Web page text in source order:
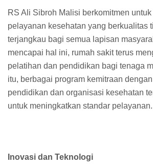
RS Ali Sibroh Malisi berkomitmen
pelayanan kesehatan yang berkualitas
terjangkau bagi semua lapisan
mencapai hal ini, rumah sakit terus
pelatihan dan pendidikan bagi tenaga
itu, berbagai program kemitraan
pendidikan dan organisasi kesehatan
untuk meningkatkan standar pelayanan.
Inovasi dan Teknologi